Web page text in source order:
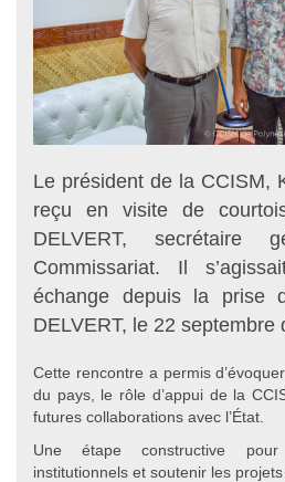
Le président de la CCISM,
reçu en visite de
DELVERT, secrétaire
Commissariat. Il
échange depuis la prise
DELVERT, le 22 septembre
Cette rencontre a permis
du pays, le rôle d’appui de la
futures collaborations avec l’État.
Une étape constructive
institutionnels et soutenir les